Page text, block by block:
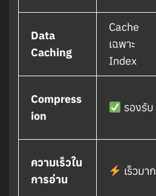
Data
Caching
Cache
เฉพาะ
Index
Compress
ion
รองรับ
ความเร็วใน
การอ่าน
เร็วมาก